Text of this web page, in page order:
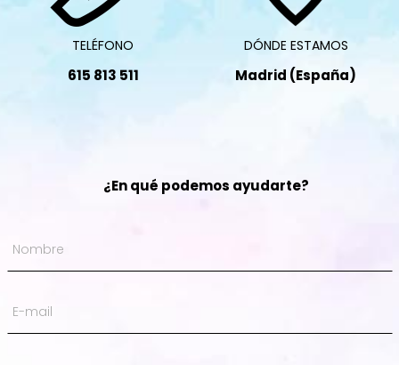
TELÉFONO
615 813 511
DÓNDE ESTAMOS
Madrid (España)
¿En qué podemos ayudarte?